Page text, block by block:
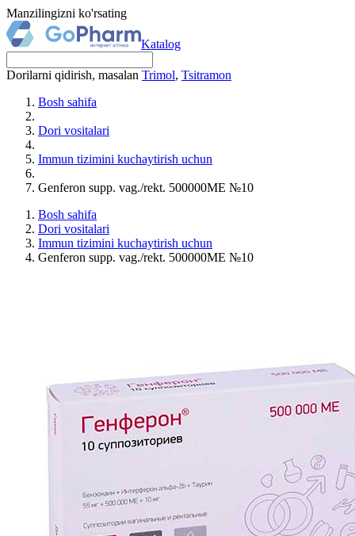
Manzilingizni ko'rsating
Katalog
Dorilarni qidirish, masalan Trimol, Tsitramon
Bosh sahifa
Dori vositalari
Immun tizimini kuchaytirish uchun
Genferon supp. vag./rekt. 500000MЕ №10
Bosh sahifa
Dori vositalari
Immun tizimini kuchaytirish uchun
Genferon supp. vag./rekt. 500000MЕ №10